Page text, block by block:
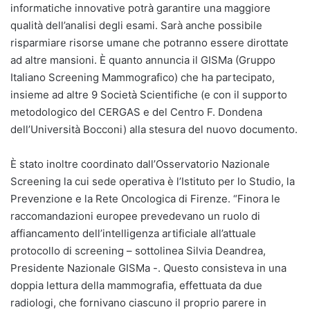
informatiche innovative potrà garantire una maggiore
qualità dell’analisi degli esami. Sarà anche possibile
risparmiare risorse umane che potranno essere dirottate
ad altre mansioni. È quanto annuncia il GISMa (Gruppo
Italiano Screening Mammografico) che ha partecipato,
insieme ad altre 9 Società Scientifiche (e con il supporto
metodologico del CERGAS e del Centro F. Dondena
dell’Università Bocconi) alla stesura del nuovo documento.
È stato inoltre coordinato dall’Osservatorio Nazionale
Screening la cui sede operativa è l’Istituto per lo Studio, la
Prevenzione e la Rete Oncologica di Firenze. “Finora le
raccomandazioni europee prevedevano un ruolo di
affiancamento dell’intelligenza artificiale all’attuale
protocollo di screening – sottolinea Silvia Deandrea,
Presidente Nazionale GISMa -. Questo consisteva in una
doppia lettura della mammografia, effettuata da due
radiologi, che fornivano ciascuno il proprio parere in